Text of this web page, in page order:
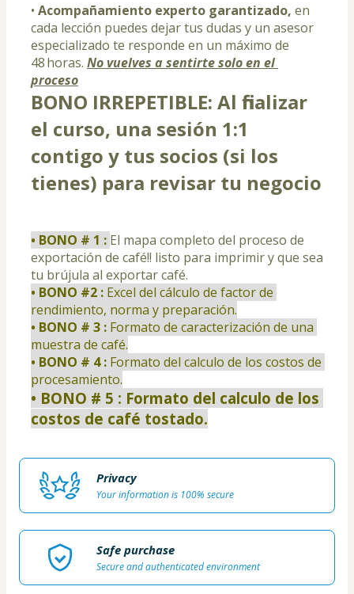
• Acompañamiento experto garantizado, en
cada lección puedes dejar tus dudas y un asesor
especializado te responde en un máximo de
48 horas. No vuelves a sentirte solo en el
proceso
﻿﻿﻿﻿BONO IRREPETIBLE: Al finalizar
el curso, una sesión 1:1
contigo y tus socios (si los
tienes) para revisar tu negocio
• BONO # 1 : El mapa completo del proceso de
exportación de café!! listo para imprimir y que sea
tu brújula al exportar café.
• BONO #2 : Excel del cálculo de factor de
rendimiento, norma y preparación.
• BONO # 3 : Formato de caracterización de una
muestra de café.
• BONO # 4 : Formato del calculo de los costos de
procesamiento.
• BONO # 5 : Formato del calculo de los
costos de café tostado.
Privacy
Your information is 100% secure
Safe purchase
Secure and authenticated environment